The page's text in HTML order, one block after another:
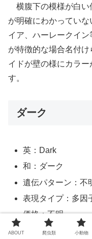
横腹下の模様が白い
が明確にわかってい
イア、ハーレークイ
が特徴的な場合名付
イドが壁の様にカラ
す。
ダーク
英：Dark
和：ダーク
遺伝パターン：不
表現タイプ：多因
価格：不明
ABOUT 爬虫類 小動物